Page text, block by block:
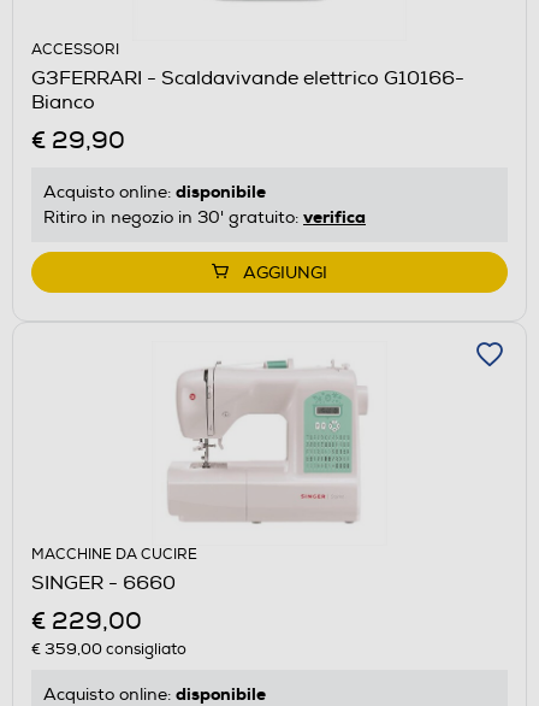
ACCESSORI
G3FERRARI - Scaldavivande elettrico G10166-
Bianco
€ 29,90
Acquisto online: disponibile
Ritiro in negozio in 30' gratuito: verifica
AGGIUNGI
MACCHINE DA CUCIRE
SINGER - 6660
€ 229,00
€ 359,00consigliato
Acquisto online: disponibile